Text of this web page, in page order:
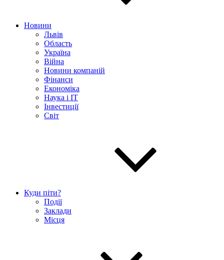
Новини
Львів
Область
Україна
Війна
Новини компаній
Фінанси
Економіка
Наука і IT
Інвестиції
Світ
Куди піти?
Події
Заклади
Місця